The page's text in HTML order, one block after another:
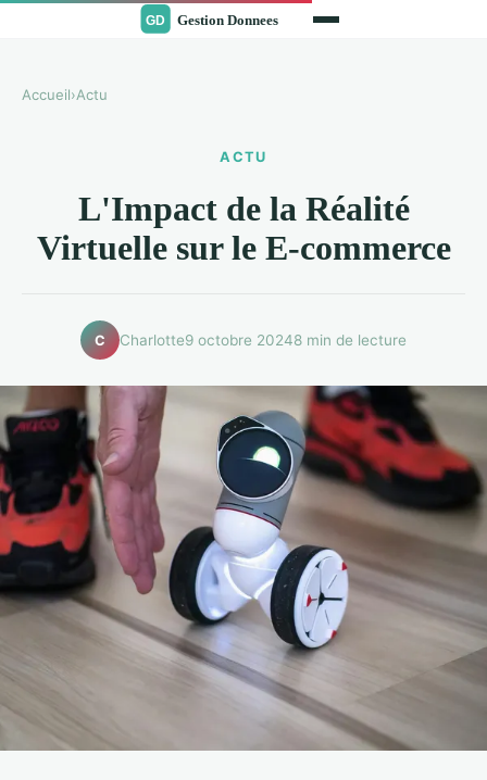
Accueil›Actu
ACTU
L'Impact de la Réalité
Virtuelle sur le E-commerce
C Charlotte9 octobre 20248 min de lecture